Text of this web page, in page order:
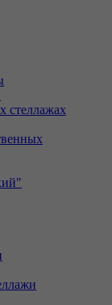
стеллажах